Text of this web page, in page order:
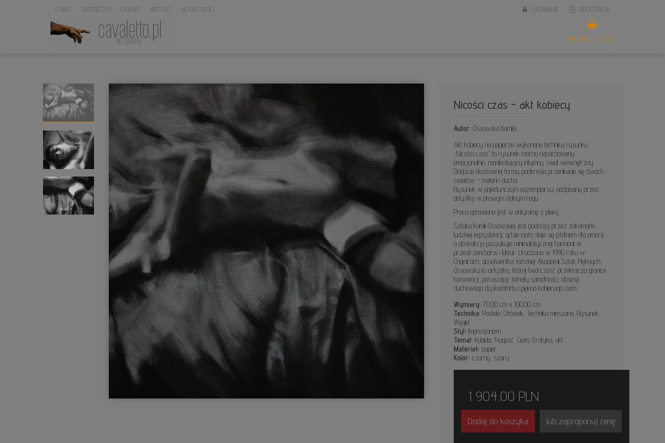
O NAS PARTNERZY KONTAKT ARTYŚCI AKTUALNOŚCI LOGOWANIE REJESTRACJA
0,00 PLN / 0 SZT.
Nicości czas - akt kobiecy
Autor: Ossowska Kamila
Akt kobiecy na papierze wykonana techniką rysunku.
„Nicości czas” to rysunek mocno nacechowany
emocjonalnie, manifestujący intymny świat wewnętrzny.
Odejście dosłownej formy podkreśla przenikanie się dwóch
światów – materii i ducha.
Rysunek w pojedynczym egzemplarzu, podpisany przez
artystkę w prawym dolnym rogu.
Praca oprawiona jest w antyramę z plexą.
Sztuka Kamili Ossowskiej jest podróżą przez zakamarki
ludzkiej egzystencji, gdzie ciało staje się płótnem dla emocji,
a abstrakcja poszukuje minimalistycznej harmonii w
przestrzeni barw i faktur. Urodzona w 1990 roku w
Chojnicach, absolwentka łódzkiej Akademii Sztuk Pięknych,
Ossowska to artystka, której twórczość przekracza granice
konwencji, poruszając tematy samotności, obsesji,
duchowego dyskomfortu i piękna kobiecego ciała.
Wymiary: 70.00 cm x 100.00 cm
Technika: Pastele, Ołówek, Technika mieszana, Rysunek,
Węgiel
Styl: Impresjonizm
Temat: Kobieta, Nagość, Ciało, Erotyka, akt
Materiał: papier
Kolor: czarny, szary
1 904,00 PLN
Dodaj do koszyka lub zaproponuj cenę